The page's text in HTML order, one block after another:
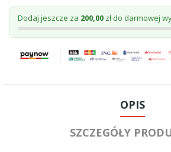
Dodaj jeszcze za 200,00 zł do darmowej
OPIS
SZCZEGÓŁY